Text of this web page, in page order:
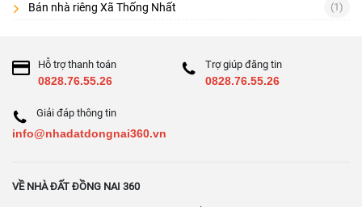
Điều khoản cọc: thời gian công chứng, phạt cọc, hoàn cọc.
Nai ] • [Bán nhà mặt phố Đồng Nai ]
Bán nhà riêng Xã Thống Nhất (1)
Hỗ trợ thanh toán
0828.76.55.26
Trợ giúp đăng tin
0828.76.55.26
Giải đáp thông tin
info@nhadatdongnai360.vn
VỀ NHÀ ĐẤT ĐỒNG NAI 360